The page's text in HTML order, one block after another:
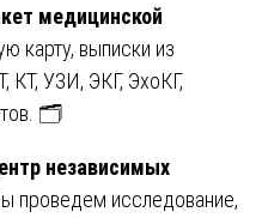
медицинской
карту, выписки из
КТ, УЗИ, ЭКГ, ЭхоКГ,
🗂️
независимых
проведем исследование,